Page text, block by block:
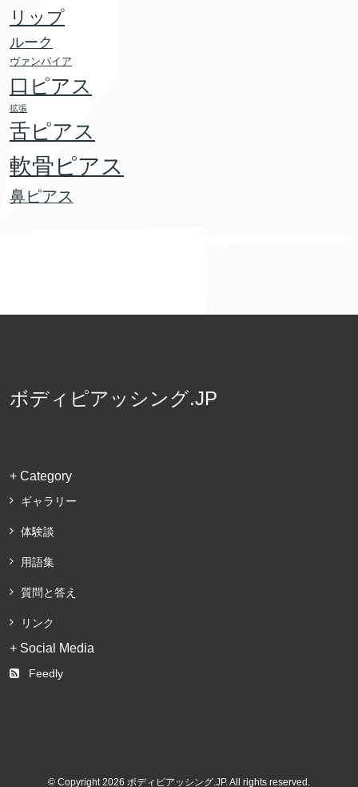
リップ
ルーク
ヴァンパイア
口ピアス
拡張
舌ピアス
軟骨ピアス
鼻ピアス
ボディピアッシング.JP
+ Category
ギャラリー
体験談
用語集
質問と答え
リンク
+ Social Media
Feedly
© Copyright 2026 ボディピアッシング.JP. All rights reserved.